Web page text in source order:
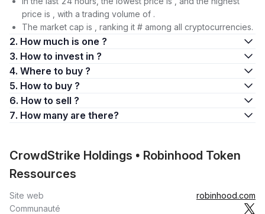
price is , with a trading volume of .
The market cap is , ranking it # among all cryptocurrencies.
2. How much is one ?
3. How to invest in ?
4. Where to buy ?
5. How to buy ?
6. How to sell ?
7. How many are there?
CrowdStrike Holdings • Robinhood Token
Ressources
Site web
robinhood.com
Communauté